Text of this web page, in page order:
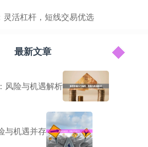
灵活杠杆，短线交易优选
最新文章
风险与机遇解析
与机遇并存